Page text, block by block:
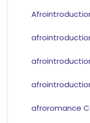
afroromance